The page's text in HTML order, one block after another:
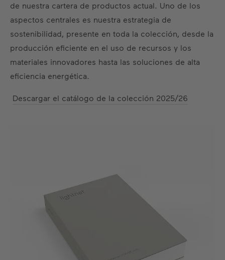
de nuestra cartera de productos actual. Uno de los
aspectos centrales es nuestra estrategia de
sostenibilidad, presente en toda la colección, desde la
producción eficiente en el uso de recursos y los
materiales innovadores hasta las soluciones de alta
eficiencia energética.
Descargar el catálogo de la colección 2025/26